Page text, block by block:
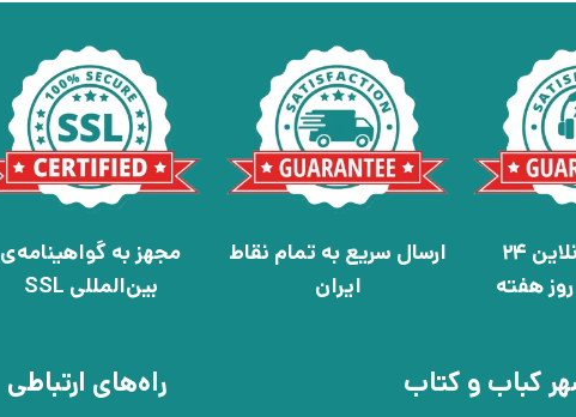
پشتیبانی آنلاین 24
ارسال سریع به تمام نقاط
ایران
مجهز به گواهینامه‌ی
بین‌المللی SSL
کباب و کتاب راه‌های ارتباطی